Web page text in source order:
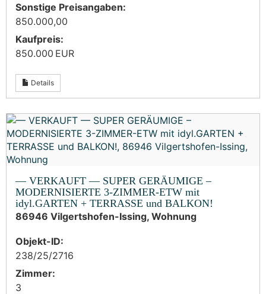
Sonstige Preisangaben:
850.000,00
Kaufpreis:
850.000 EUR
Details
— VERKAUFT — SUPER GERÄUMIGE –
MODERNISIERTE 3-ZIMMER-ETW mit
idyl.GARTEN + TERRASSE und BALKON!
86946 Vilgertshofen-Issing, Wohnung
Objekt-ID:
238/25/2716
Zimmer:
3